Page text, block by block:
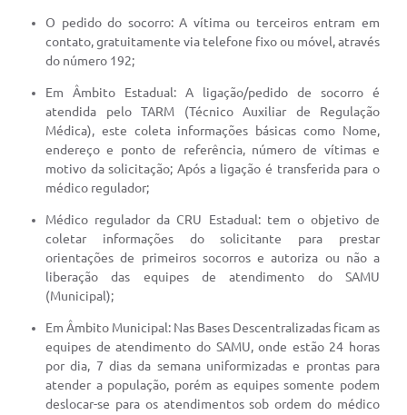
O pedido do socorro: A vítima ou terceiros entram em
contato, gratuitamente via telefone fixo ou móvel, através
do número 192;
Em Âmbito Estadual: A ligação/pedido de socorro é
atendida pelo TARM (Técnico Auxiliar de Regulação
Médica), este coleta informações básicas como Nome,
endereço e ponto de referência, número de vítimas e
motivo da solicitação; Após a ligação é transferida para o
médico regulador;
Médico regulador da CRU Estadual: tem o objetivo de
coletar informações do solicitante para prestar
orientações de primeiros socorros e autoriza ou não a
liberação das equipes de atendimento do SAMU
(Municipal);
Em Âmbito Municipal: Nas Bases Descentralizadas ficam as
equipes de atendimento do SAMU, onde estão 24 horas
por dia, 7 dias da semana uniformizadas e prontas para
atender a população, porém as equipes somente podem
deslocar-se para os atendimentos sob ordem do médico